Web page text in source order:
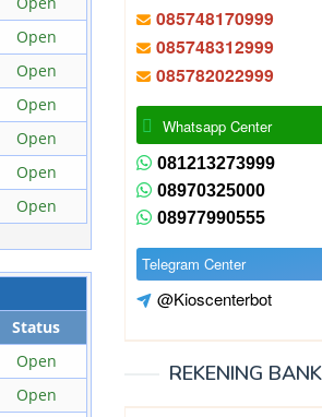
Open
Open
Open
Open
Open
Open
Status
Open
Open
085748170999
085748312999
085782022999
Whatsapp Center
081213273999
08970325000
08977990555
Telegram Center
@Kioscenterbot
REKENING